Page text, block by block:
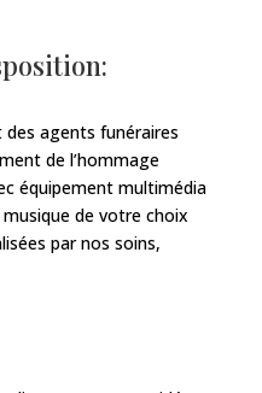
agents funéraires
de l’hommage
équipement multimédia
de votre choix
par nos soins,